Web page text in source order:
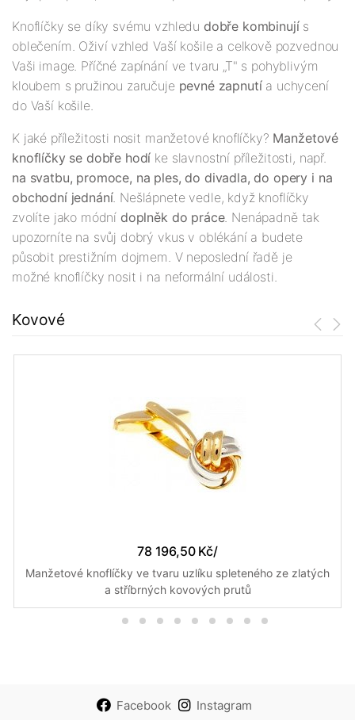
Knoflíčky se díky svému vzhledu dobře kombinujís
oblečením. Oživí vzhled Vaší košile a celkově pozvednou
Vaši image. Příčné zapínání ve tvaru „T" s pohyblivým
kloubem s pružinou zaručuje pevné zapnutía uchycení
do Vaší košile.
K jaké příležitosti nosit manžetové knoflíčky? Manžetové
knoflíčky se dobře hodí ke slavnostní příležitosti, např.
na svatbu, promoce, na ples, do divadla, do opery i na
obchodní jednání. Nešlápnete vedle, když knoflíčky
zvolíte jako módní doplněk do práce. Nenápadně tak
upozorníte na svůj dobrý vkus v oblékání a budete
působit prestižním dojmem. V neposlední řadě je
možné knoflíčky nosit i na neformální události.
Kovové
78 196,50 Kč/
Manžetové knoflíčky ve tvaru uzlíku spleteného ze zlatých
a stříbrných kovových prutů
Facebook Instagram